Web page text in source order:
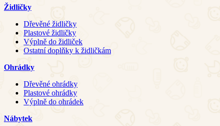
Židličky
Dřevěné židličky
Plastové židličky
Výplně do židliček
Ostatní doplňky k židličkám
Ohrádky
Dřevěné ohrádky
Plastové ohrádky
Výplně do ohrádek
Nábytek